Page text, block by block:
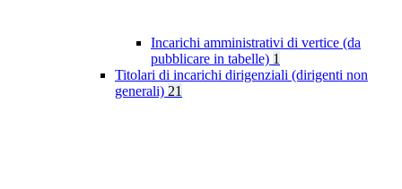
Incarichi amministrativi di vertice (da
pubblicare in tabelle) 1
Titolari di incarichi dirigenziali (dirigenti non
generali) 21